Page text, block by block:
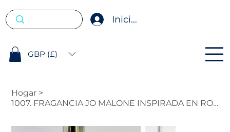
Iniciar sesión
GBP (£)
Hogar >
1007. FRAGANCIA JO MALONE INSPIRADA EN ROSA ATERCIOPELADA Y OUD